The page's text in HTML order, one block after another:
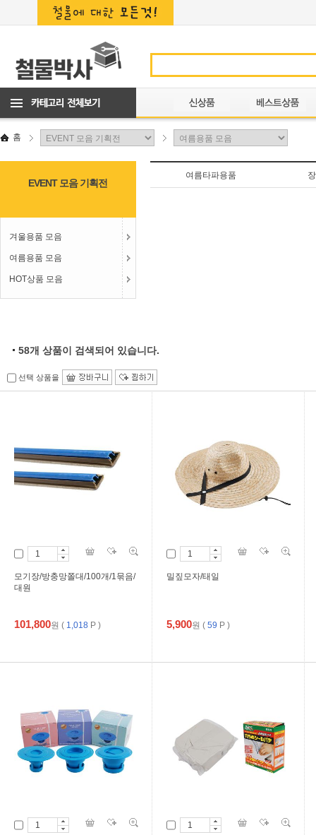
홈
EVENT 모음 기획전
겨울용품 모음
여름용품 모음
HOT상품 모음
여름타파용품
58개 상품이 검색되어 있습니다.
선택 상품을
모기장/방충망쫄대/100개/1묶음/
대원
101,800원 ( 1,018 P )
밀짚모자/태일
5,900원 ( 59 P )